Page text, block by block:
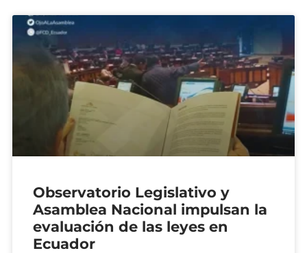
Observatorio Legislativo y
Asamblea Nacional impulsan la
evaluación de las leyes en
Ecuador